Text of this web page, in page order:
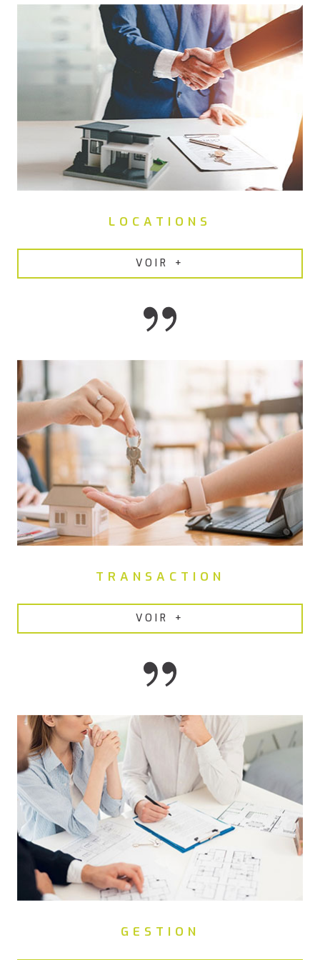
remise en état des appartements, nous proposons nos
services de gestion locative efficace à Pont-Saint-Martin
LOCATIONS
VOIR +
TRANSACTION
VOIR +
GESTION